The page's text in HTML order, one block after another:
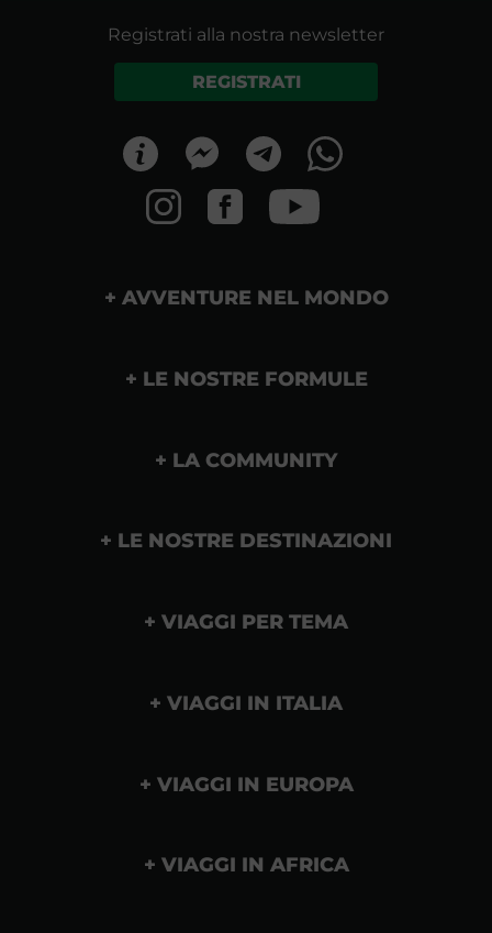
Registrati alla nostra newsletter
REGISTRATI
AVVENTURE NEL MONDO
LE NOSTRE FORMULE
LA COMMUNITY
LE NOSTRE DESTINAZIONI
VIAGGI PER TEMA
VIAGGI IN ITALIA
VIAGGI IN EUROPA
VIAGGI IN AFRICA